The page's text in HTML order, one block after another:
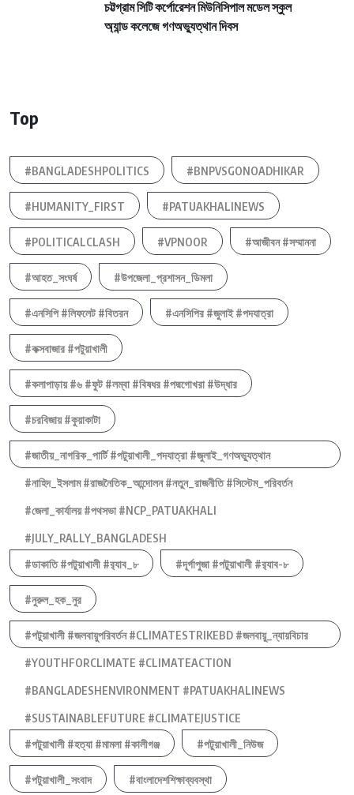
চট্টগ্রাম সিটি কর্পোরেশন মিউনিসিপাল মডেল স্কুল
অ্যান্ড কলেজে গণঅভ্যুত্থান দিবস
Top
#BANGLADESHPOLITICS #BNPVSGONOADHIKAR
#HUMANITY_FIRST #PATUAKHALINEWS
#POLITICALCLASH #VPNOOR #আজীবন #সম্মাননা
#আহত_সংঘর্ষ #উপজেলা_প্রশাসন_ডিমলা
#এনসিপি #লিফলেট #বিতরন #এনসিপির #জুলাই #পদযাত্রা
#কক্সবাজার #পটুয়াখালী
#কলাপাড়ায় #৬ #ফুট #লম্বা #বিষধর #পদ্মগোখরা #উদ্ধার
#চরবিজায় #কুয়াকাটা
#জাতীয়_নাগরিক_পার্টি #পটুয়াখালী_পদযাত্রা #জুলাই_গণঅভ্যুত্থান
#নাহিদ_ইসলাম #রাজনৈতিক_আন্দোলন #নতুন_রাজনীতি #সিস্টেম_পরিবর্তন
#জেলা_কার্যালয় #পথসভা #NCP_PATUAKHALI
#JULY_RALLY_BANGLADESH
#ডাকাতি #পটুয়াখালী #র‍্যাব_৮
#দূর্গাপুজা #পটুয়াখালী #র‍্যাব-৮
#নুরুল_হক_নুর
#পটুয়াখালী #জলবায়ুপরিবর্তন #CLIMATESTRIKEBD #জলবায়ু_ন্যায়বিচার
#YOUTHFORCLIMATE #CLIMATEACTION
#BANGLADESHENVIRONMENT #PATUAKHALINEWS
#SUSTAINABLEFUTURE #CLIMATEJUSTICE
#পটুয়াখালী #হত্যা #মামলা #কালীগঞ্জ
#পটুয়াখালী_নিউজ
#পটুয়াখালী_সংবাদ #বাংলাদেশশিক্ষাব্যবস্থা